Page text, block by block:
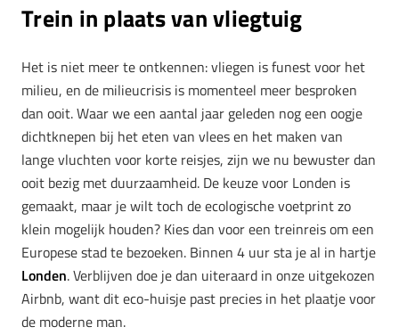
Trein in plaats van vliegtuig
Het is niet meer te ontkennen: vliegen is funest voor het
milieu, en de milieucrisis is momenteel meer besproken
dan ooit. Waar we een aantal jaar geleden nog een oogje
dichtknepen bij het eten van vlees en het maken van
lange vluchten voor korte reisjes, zijn we nu bewuster dan
ooit bezig met duurzaamheid. De keuze voor Londen is
gemaakt, maar je wilt toch de ecologische voetprint zo
klein mogelijk houden? Kies dan voor een treinreis om een
Europese stad te bezoeken. Binnen 4 uur sta je al in hartje
Londen. Verblijven doe je dan uiteraard in onze uitgekozen
Airbnb, want dit eco-huisje past precies in het plaatje voor
de moderne man.